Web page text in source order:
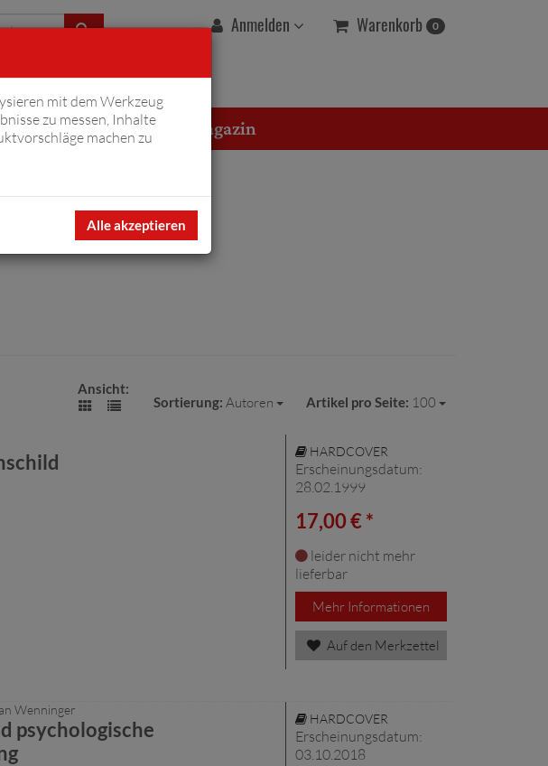
Anmelden Warenkorb 0
Overton Magazin
Ansicht:
Sortierung: Autoren Artikel pro Seite: 100
HARDCOVER
Erscheinungsdatum:
28.02.1999
17,00 € *
leider nicht mehr
lieferbar
Mehr Informationen
Auf den Merkzettel
Wenninger
psychologische
HARDCOVER
Erscheinungsdatum:
03.10.2018
mit dem Werkzeug
zu messen, Inhalte
machen zu
Alle akzeptieren